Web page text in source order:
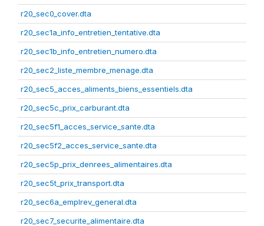
r20_sec0_cover.dta
r20_sec1a_info_entretien_tentative.dta
r20_sec1b_info_entretien_numero.dta
r20_sec2_liste_membre_menage.dta
r20_sec5_acces_aliments_biens_essentiels.dta
r20_sec5c_prix_carburant.dta
r20_sec5f1_acces_service_sante.dta
r20_sec5f2_acces_service_sante.dta
r20_sec5p_prix_denrees_alimentaires.dta
r20_sec5t_prix_transport.dta
r20_sec6a_emplrev_general.dta
r20_sec7_securite_alimentaire.dta